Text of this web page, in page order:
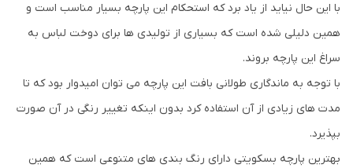
با این حال نیاید از یاد برد که استحکام این پارچه بسیار مناسب است و
همین دلیلی شده است که بسیاری از تولیدی ها برای دوخت لباس به
سراغ این پارچه بروند.
با توجه به ماندگاری طولانی بافت این پارچه می توان امیدوار بود که تا
مدت های زیادی از آن استفاده کرد بدون اینکه تغییر رنگی در آن صورت
بپذیرد.
بهترین پارچه بسکویتی دارای رنگ بندی های متنوعی است که همین